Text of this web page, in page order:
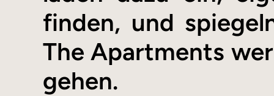
finden, und
The Apartments
gehen.